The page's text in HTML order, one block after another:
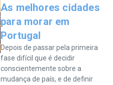
As melhores cidades
para morar em
Portugal
Depois de passar pela primeira
fase difícil que é decidir
conscientemente sobre a
mudança de país, e de definir